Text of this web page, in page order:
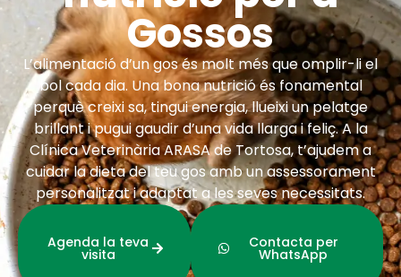
Gossos
L’alimentació d’un gos és molt més que omplir-li el
bol cada dia. Una bona nutrició és fonamental
perquè creixi sa, tingui energia, llueixi un pelatge
brillant i pugui gaudir d’una vida llarga i feliç. A la
Clínica Veterinària ARASA de Tortosa, t’ajudem a
cuidar la dieta del teu gos amb un assessorament
personalitzat i adaptat a les seves necessitats.
Agenda la teva
visita
Contacta per
WhatsApp